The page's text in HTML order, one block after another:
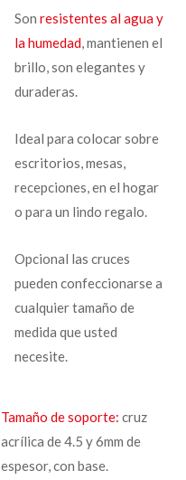
Son resistentes al agua y
la humedad, mantienen el
brillo, son elegantes y
duraderas.
Ideal para colocar sobre
escritorios, mesas,
recepciones, en el hogar
o para un lindo regalo.
Opcional las cruces
pueden confeccionarse a
cualquier tamaño de
medida que usted
necesite.
Tamaño de soporte: cruz
acrílica de 4.5 y 6mm de
espesor, con base.